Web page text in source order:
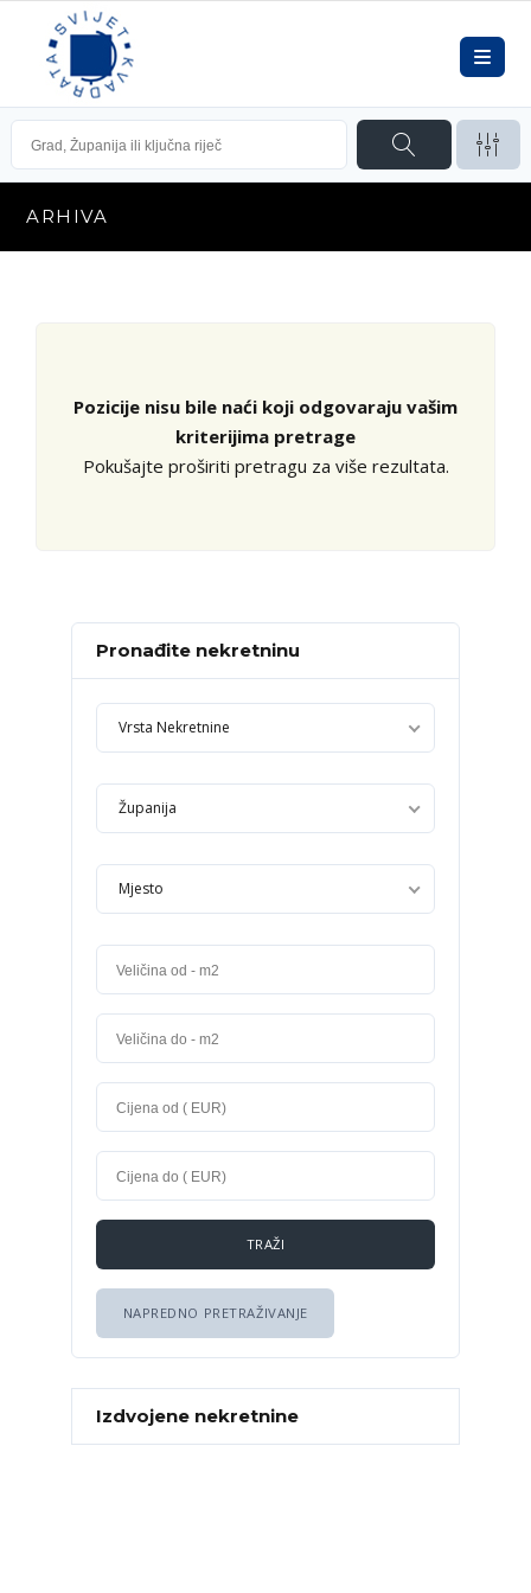
ARHIVA
Pozicije nisu bile naći koji odgovaraju vašim
kriterijima pretrage
Pokušajte proširiti pretragu za više rezultata.
Pronađite nekretninu
Vrsta Nekretnine
Županija
Mjesto
NAPREDNO PRETRAŽIVANJE
Izdvojene nekretnine